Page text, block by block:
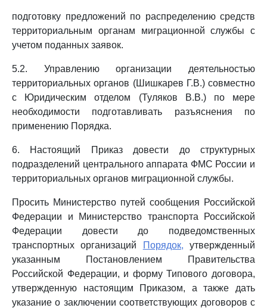
подготовку предложений по распределению средств
территориальным органам миграционной службы с
учетом поданных заявок.
5.2. Управлению организации деятельностью
территориальных органов (Шишкарев Г.В.) совместно
с Юридическим отделом (Туляков В.В.) по мере
необходимости подготавливать разъяснения по
применению Порядка.
6. Настоящий Приказ довести до структурных
подразделений центрального аппарата ФМС России и
территориальных органов миграционной службы.
Просить Министерство путей сообщения Российской
Федерации и Министерство транспорта Российской
Федерации довести до подведомственных
транспортных организаций
Порядок, утвержденный
указанным Постановлением Правительства
Российской Федерации, и форму Типового договора,
утвержденную настоящим Приказом, а также дать
указание о заключении соответствующих договоров с